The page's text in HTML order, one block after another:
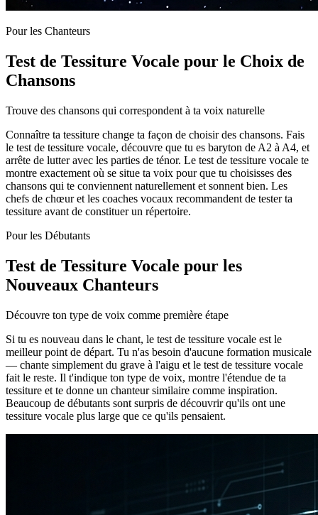
Pour les Chanteurs
Test de Tessiture Vocale pour le Choix de
Chansons
Trouve des chansons qui correspondent à ta voix naturelle
Connaître ta tessiture change ta façon de choisir des chansons. Fais
le test de tessiture vocale, découvre que tu es baryton de A2 à A4, et
arrête de lutter avec les parties de ténor. Le test de tessiture vocale te
montre exactement où se situe ta voix pour que tu choisisses des
chansons qui te conviennent naturellement et sonnent bien. Les
chefs de chœur et les coaches vocaux recommandent de tester ta
tessiture avant de constituer un répertoire.
Pour les Débutants
Test de Tessiture Vocale pour les
Nouveaux Chanteurs
Découvre ton type de voix comme première étape
Si tu es nouveau dans le chant, le test de tessiture vocale est le
meilleur point de départ. Tu n'as besoin d'aucune formation musicale
— chante simplement du grave à l'aigu et le test de tessiture vocale
fait le reste. Il t'indique ton type de voix, montre l'étendue de ta
tessiture et te donne un chanteur similaire comme inspiration.
Beaucoup de débutants sont surpris de découvrir qu'ils ont une
tessiture vocale plus large que ce qu'ils pensaient.